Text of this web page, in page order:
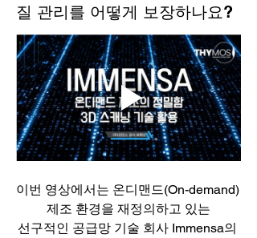
질 관리를 어떻게 보장하나요?
이번 영상에서는 온디맨드(On-demand)
제조 환경을 재정의하고 있는
선구적인 공급망 기술 회사 Immensa의